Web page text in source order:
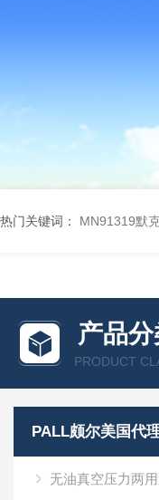
热门关键词： MN91319默
产品
PRODUCT
无油真空压力两